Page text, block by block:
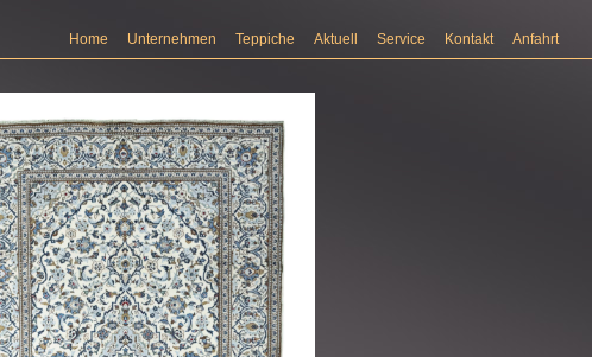
Home Unternehmen Teppiche Aktuell Service Kontakt Anfahrt